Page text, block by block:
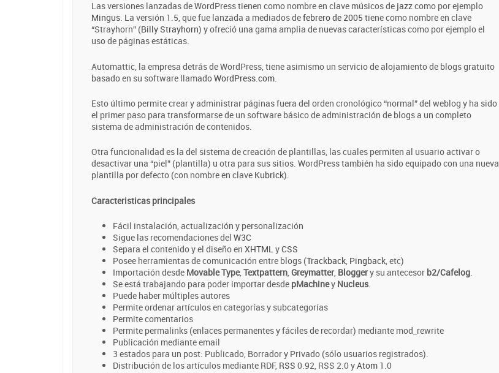
Las versiones lanzadas de WordPress tienen como nombre en clave músicos de jazzcomo por ejemplo
Mingus. La versión 1.5, que fue lanzada a mediados defebrero de 2005 tiene como nombre en clave
“Strayhorn” (Billy Strayhorn) y ofreció una gama amplia de nuevas características como por ejemplo el
uso de páginas estáticas.
Automattic, la empresa detrás de WordPress, tiene asimismo un servicio de alojamiento de blogs gratuito
basado en su software llamadoWordPress.com
Esto último permite crear y administrar páginas fuera del orden cronológico “normal” del weblog y ha sido
el primer paso para transformarse de un software básico de administración de blogs a un completo
sistema de administración de contenidos.
Otra funcionalidad es la del sistema de creación de plantillas, las cuales permiten al usuario activar o
desactivar una “piel” (plantilla) u otra para sus sitios. WordPress también ha sido equipado con una nueva
plantilla por defecto (con nombre en clave Kubrick).
Caracteristicas principales
Fácil instalación, actualización y personalización
Sigue las recomendaciones del W3C
Separa el contenido y el diseño en XHTMLyCSS
Posee herramientas de comunicación entre blogs (Trackback, Pingback, etc)
Importación desde Movable Type,Textpattern,Greymatter, Bloggery su antecesor b2/Cafelog.
Se está trabajando para poder importar desde pMachiney Nucleus.
Puede haber múltiples autores
Permite ordenar artículos en categorías y subcategorías
Permite comentarios
Permite permalinks (enlaces permanentes y fáciles de recordar) mediante mod_rewrite
Publicación mediante email
3 estados para un post: Publicado, Borrador y Privado (sólo usuarios registrados).
Distribución de los artículos mediante RDF, RSS 0.92, RSS 2.0 yAtom 1.0